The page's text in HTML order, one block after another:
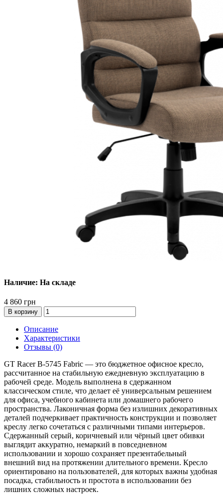
Наличие: На складе
4 860 грн
В корзину
Описание
Характеристики
Отзывы (0)
GT Racer B-5745 Fabric — это бюджетное офисное кресло,
рассчитанное на стабильную ежедневную эксплуатацию в
рабочей среде. Модель выполнена в сдержанном
классическом стиле, что делает её универсальным решением
для офиса, учебного кабинета или домашнего рабочего
пространства. Лаконичная форма без излишних декоративных
деталей подчеркивает практичность конструкции и позволяет
креслу легко сочетаться с различными типами интерьеров.
Сдержанный серый, коричневый или чёрный цвет обивки
выглядит аккуратно, немаркий в повседневном
использовании и хорошо сохраняет презентабельный
внешний вид на протяжении длительного времени. Кресло
ориентировано на пользователей, для которых важны удобная
посадка, стабильность и простота в использовании без
лишних сложных настроек.